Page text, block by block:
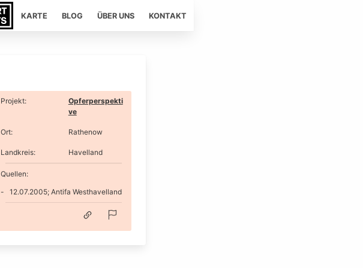
KARTE BLOG ÜBER UNS KONTAKT
Projekt:
Opferperspekti
ve
Ort: Rathenow
Landkreis: Havelland
Quellen:
12.07.2005; Antifa Westhavelland